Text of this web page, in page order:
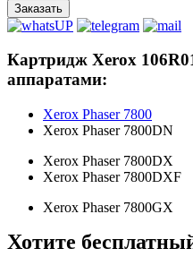
Заказать
Картридж Xerox
аппаратами:
Xerox Phaser 7800
Xerox Phaser 7800DN
Xerox Phaser 7800DX
Xerox Phaser 7800DXF
Xerox Phaser 7800GX
Хотите